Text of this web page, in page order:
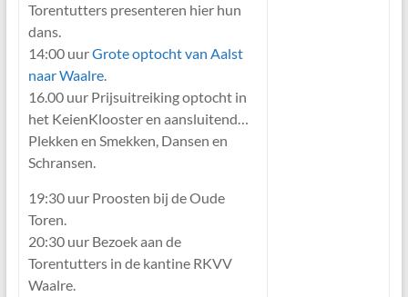
Torentutters presenteren hier hun
dans.
14:00 uurGrote optocht van Aalst
naar Waalre.
16.00 uur Prijsuitreiking optocht in
het KeienKlooster en aansluitend…
Plekken en Smekken, Dansen en
Schransen.
19:30 uur Proosten bij de Oude
Toren.
20:30 uur Bezoek aan de
Torentutters in de kantine RKVV
Waalre.